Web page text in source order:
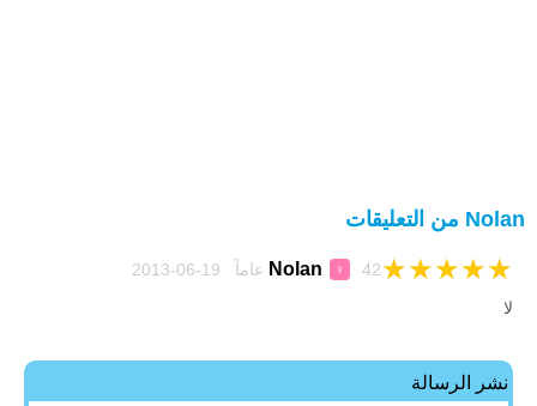
Nolan من التعليقات
Nolan ♀ 42 عاماً 19-06-2013 ★
★
★
★
★
لا
نشر الرسالة